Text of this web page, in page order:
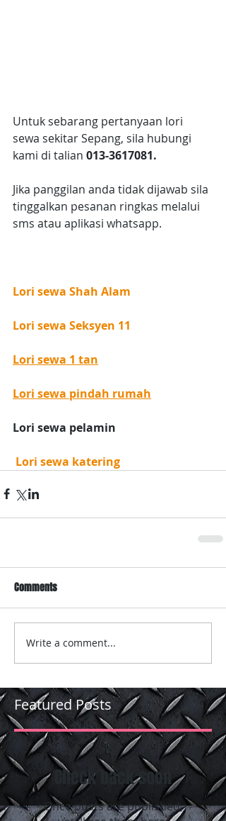
Untuk sebarang pertanyaan lori
sewa sekitar Sepang, sila hubungi
kami di talian 013-3617081.
Jika panggilan anda tidak dijawab sila
tinggalkan pesanan ringkas melalui
sms atau aplikasi whatsapp.
Lori sewa Shah Alam
Lori sewa Seksyen 11
Lori sewa 1 tan
Lori sewa pindah rumah
Lori sewa pelamin
Lori sewa katering
Comments
Write a comment...
Featured Posts
Check back soon
Once posts are published,